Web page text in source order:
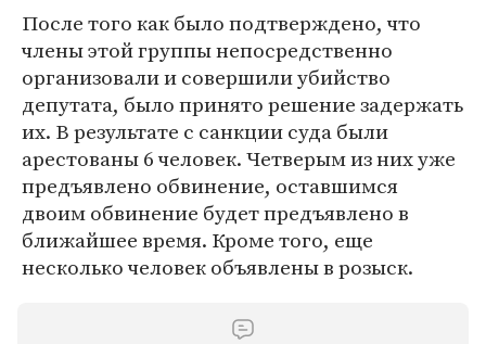
После того как было подтверждено, что
члены этой группы непосредственно
организовали и совершили убийство
депутата, было принято решение задержать
их. В результате с санкции суда были
арестованы 6 человек. Четверым из них уже
предъявлено обвинение, оставшимся
двоим обвинение будет предъявлено в
ближайшее время. Кроме того, еще
несколько человек объявлены в розыск.